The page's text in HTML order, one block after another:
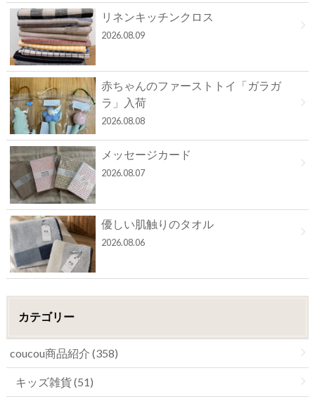
リネンキッチンクロス
2026.08.09
赤ちゃんのファーストトイ「ガラガ
ラ」入荷
2026.08.08
メッセージカード
2026.08.07
優しい肌触りのタオル
2026.08.06
カテゴリー
coucou商品紹介 (358)
キッズ雑貨 (51)